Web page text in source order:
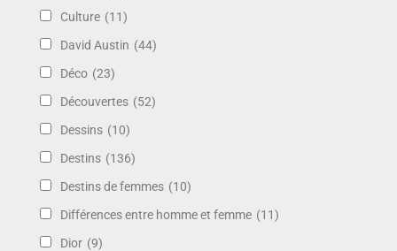
Culture (11)
David Austin (44)
Déco (23)
Découvertes (52)
Dessins (10)
Destins (136)
Destins de femmes (10)
Différences entre homme et femme (11)
Dior (9)